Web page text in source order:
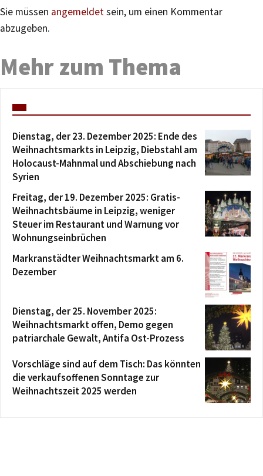
Sie müssen angemeldetsein, um einen Kommentar
abzugeben.
Mehr zum Thema
Dienstag, der 23. Dezember 2025: Ende des
Weihnachtsmarkts in Leipzig, Diebstahl am
Holocaust-Mahnmal und Abschiebung nach
Syrien
Freitag, der 19. Dezember 2025: Gratis-
Weihnachtsbäume in Leipzig, weniger
Steuer im Restaurant und Warnung vor
Wohnungseinbrüchen
Markranstädter Weihnachtsmarkt am 6.
Dezember
Dienstag, der 25. November 2025:
Weihnachtsmarkt offen, Demo gegen
patriarchale Gewalt, Antifa Ost-Prozess
Vorschläge sind auf dem Tisch: Das könnten
die verkaufsoffenen Sonntage zur
Weihnachtszeit 2025 werden